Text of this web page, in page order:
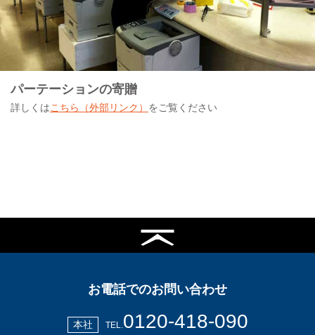
パーテーションの寄贈
詳しくはこちら（外部リンク） をご覧ください
お電話でのお問い合わせ
本社 TEL.0120-418-090